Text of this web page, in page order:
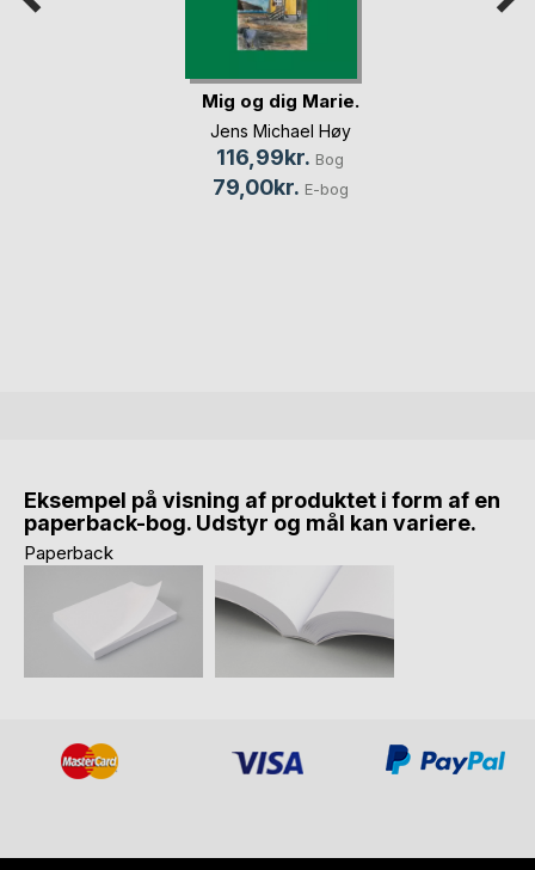
Mig og dig Marie.
Jens Michael Høy
116,99kr. Bog
79,00kr. E-bog
Eksempel på visning af produktet i form af en
paperback-bog. Udstyr og mål kan variere.
Paperback